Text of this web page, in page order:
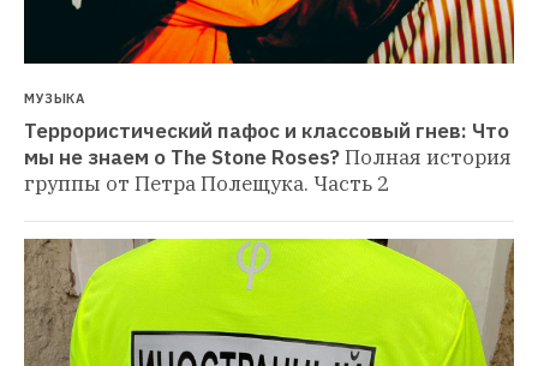
МУЗЫКА
Террористический пафос и классовый гнев: Что
мы не знаем о The Stone Roses?Полная история
группы от Петра Полещука. Часть 2